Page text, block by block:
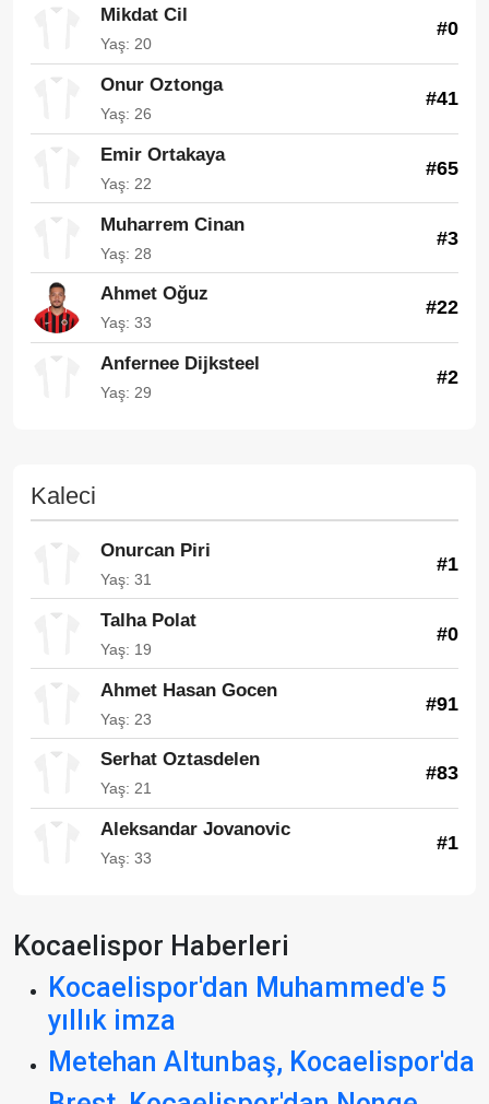
Mikdat Cil
Yaş: 20
#0
Onur Oztonga
Yaş: 26
#41
Emir Ortakaya
Yaş: 22
#65
Muharrem Cinan
Yaş: 28
#3
Ahmet Oğuz
Yaş: 33
#22
Anfernee Dijksteel
Yaş: 29
#2
Kaleci
Onurcan Piri
Yaş: 31
#1
Talha Polat
Yaş: 19
#0
Ahmet Hasan Gocen
Yaş: 23
#91
Serhat Oztasdelen
Yaş: 21
#83
Aleksandar Jovanovic
Yaş: 33
#1
Kocaelispor Haberleri
Kocaelispor'dan Muhammed'e 5
yıllık imza
Metehan Altunbaş, Kocaelispor'da